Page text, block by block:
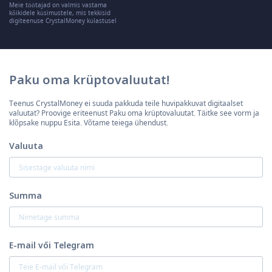
Meie töötajad on valmis vastama
kõikidele küsimustele, mis tekkisid
digiteenuse CrystalMoney külastusel
Paku oma krüptovaluutat!
Teenus CrystalMoney ei suuda pakkuda teile huvipakkuvat digitaalset
valuutat? Proovige eriteenust Paku oma krüptovaluutat. Täitke see vorm ja
klõpsake nuppu Esita. Võtame teiega ühendust.
Valuuta
Summa
E-mail vői Telegram